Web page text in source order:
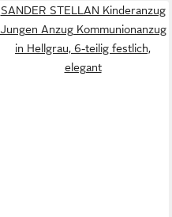
SANDER STELLAN Kinderanzug
Jungen Anzug Kommunionanzug
in Hellgrau, 6-teilig festlich,
elegant